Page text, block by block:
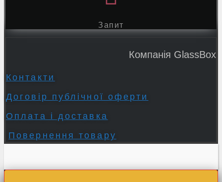
Запит
Компанія GlassBox
Контакти
Договір публічної оферти
Оплата і доставка
Повернення товару